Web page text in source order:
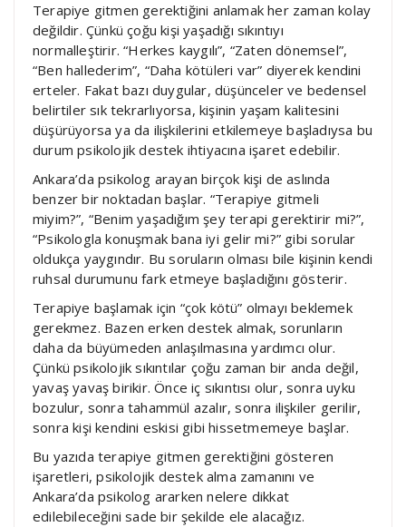
Terapiye gitmen gerektiğini anlamak her zaman kolay
değildir. Çünkü çoğu kişi yaşadığı sıkıntıyı
normalleştirir. “Herkes kaygılı”, “Zaten dönemsel”,
“Ben hallederim”, “Daha kötüleri var” diyerek kendini
erteler. Fakat bazı duygular, düşünceler ve bedensel
belirtiler sık tekrarlıyorsa, kişinin yaşam kalitesini
düşürüyorsa ya da ilişkilerini etkilemeye başladıysa bu
durum psikolojik destek ihtiyacına işaret edebilir.
Ankara’da psikolog arayan birçok kişi de aslında
benzer bir noktadan başlar. “Terapiye gitmeli
miyim?”, “Benim yaşadığım şey terapi gerektirir mi?”,
“Psikologla konuşmak bana iyi gelir mi?” gibi sorular
oldukça yaygındır. Bu soruların olması bile kişinin kendi
ruhsal durumunu fark etmeye başladığını gösterir.
Terapiye başlamak için “çok kötü” olmayı beklemek
gerekmez. Bazen erken destek almak, sorunların
daha da büyümeden anlaşılmasına yardımcı olur.
Çünkü psikolojik sıkıntılar çoğu zaman bir anda değil,
yavaş yavaş birikir. Önce iç sıkıntısı olur, sonra uyku
bozulur, sonra tahammül azalır, sonra ilişkiler gerilir,
sonra kişi kendini eskisi gibi hissetmemeye başlar.
Bu yazıda terapiye gitmen gerektiğini gösteren
işaretleri, psikolojik destek alma zamanını ve
Ankara’da psikolog ararken nelere dikkat
edilebileceğini sade bir şekilde ele alacağız.